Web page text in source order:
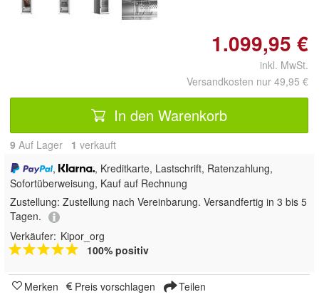
1.099,95 €
inkl. MwSt.
Versandkosten nur 49,95 €
In den Warenkorb
9 Auf Lager 1 verkauft
,
, Kreditkarte, Lastschrift, Ratenzahlung,
Sofortüberweisung, Kauf auf Rechnung
Zustellung: Zustellung nach Vereinbarung. Versandfertig in 3 bis 5
Tagen.
Verkäufer: Kipor_org
100% positiv
Merken Preis vorschlagen Teilen